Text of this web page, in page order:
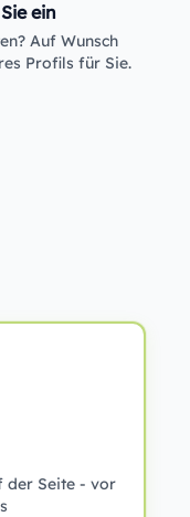
ein
Auf Wunsch
Profils für Sie.
der Seite - vor